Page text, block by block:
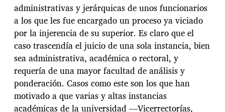
administrativas y jerárquicas de unos funcionarios
a los que les fue encargado un proceso ya viciado
por la injerencia de su superior. Es claro que el
caso trascendía el juicio de una sola instancia, bien
sea administrativa, académica o rectoral, y
requería de una mayor facultad de análisis y
ponderación. Casos como este son los que han
motivado a que varias y altas instancias
académicas de la universidad —Vicerrectorías,